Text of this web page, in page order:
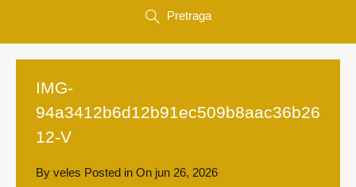
Pretraga
IMG-
94a3412b6d12b91ec509b8aac36b26
12-V
By veles Posted in On jun 26, 2026